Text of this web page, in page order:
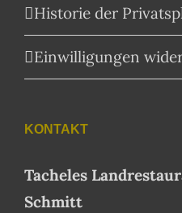
Historie der
Einwilligungen
KONTAKT
Tacheles
Schmitt